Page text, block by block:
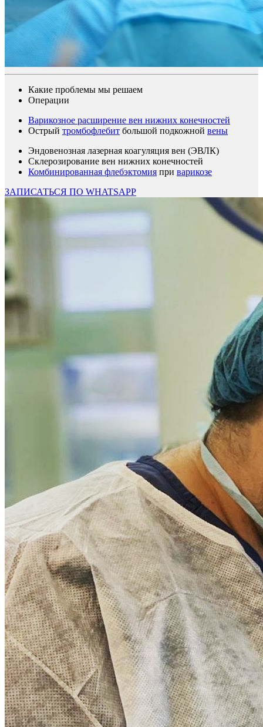
Какие проблемы мы решаем
Операции
Варикозное расширение вен нижних конечностей
Острый тромбофлебит большой подкожной вены
Эндовенозная лазерная коагуляция вен (ЭВЛК)
Склерозирование вен нижних конечностей
Комбинированная флебэктомия при варикозе
ЗАПИСАТЬСЯ ПО WHATSAPP